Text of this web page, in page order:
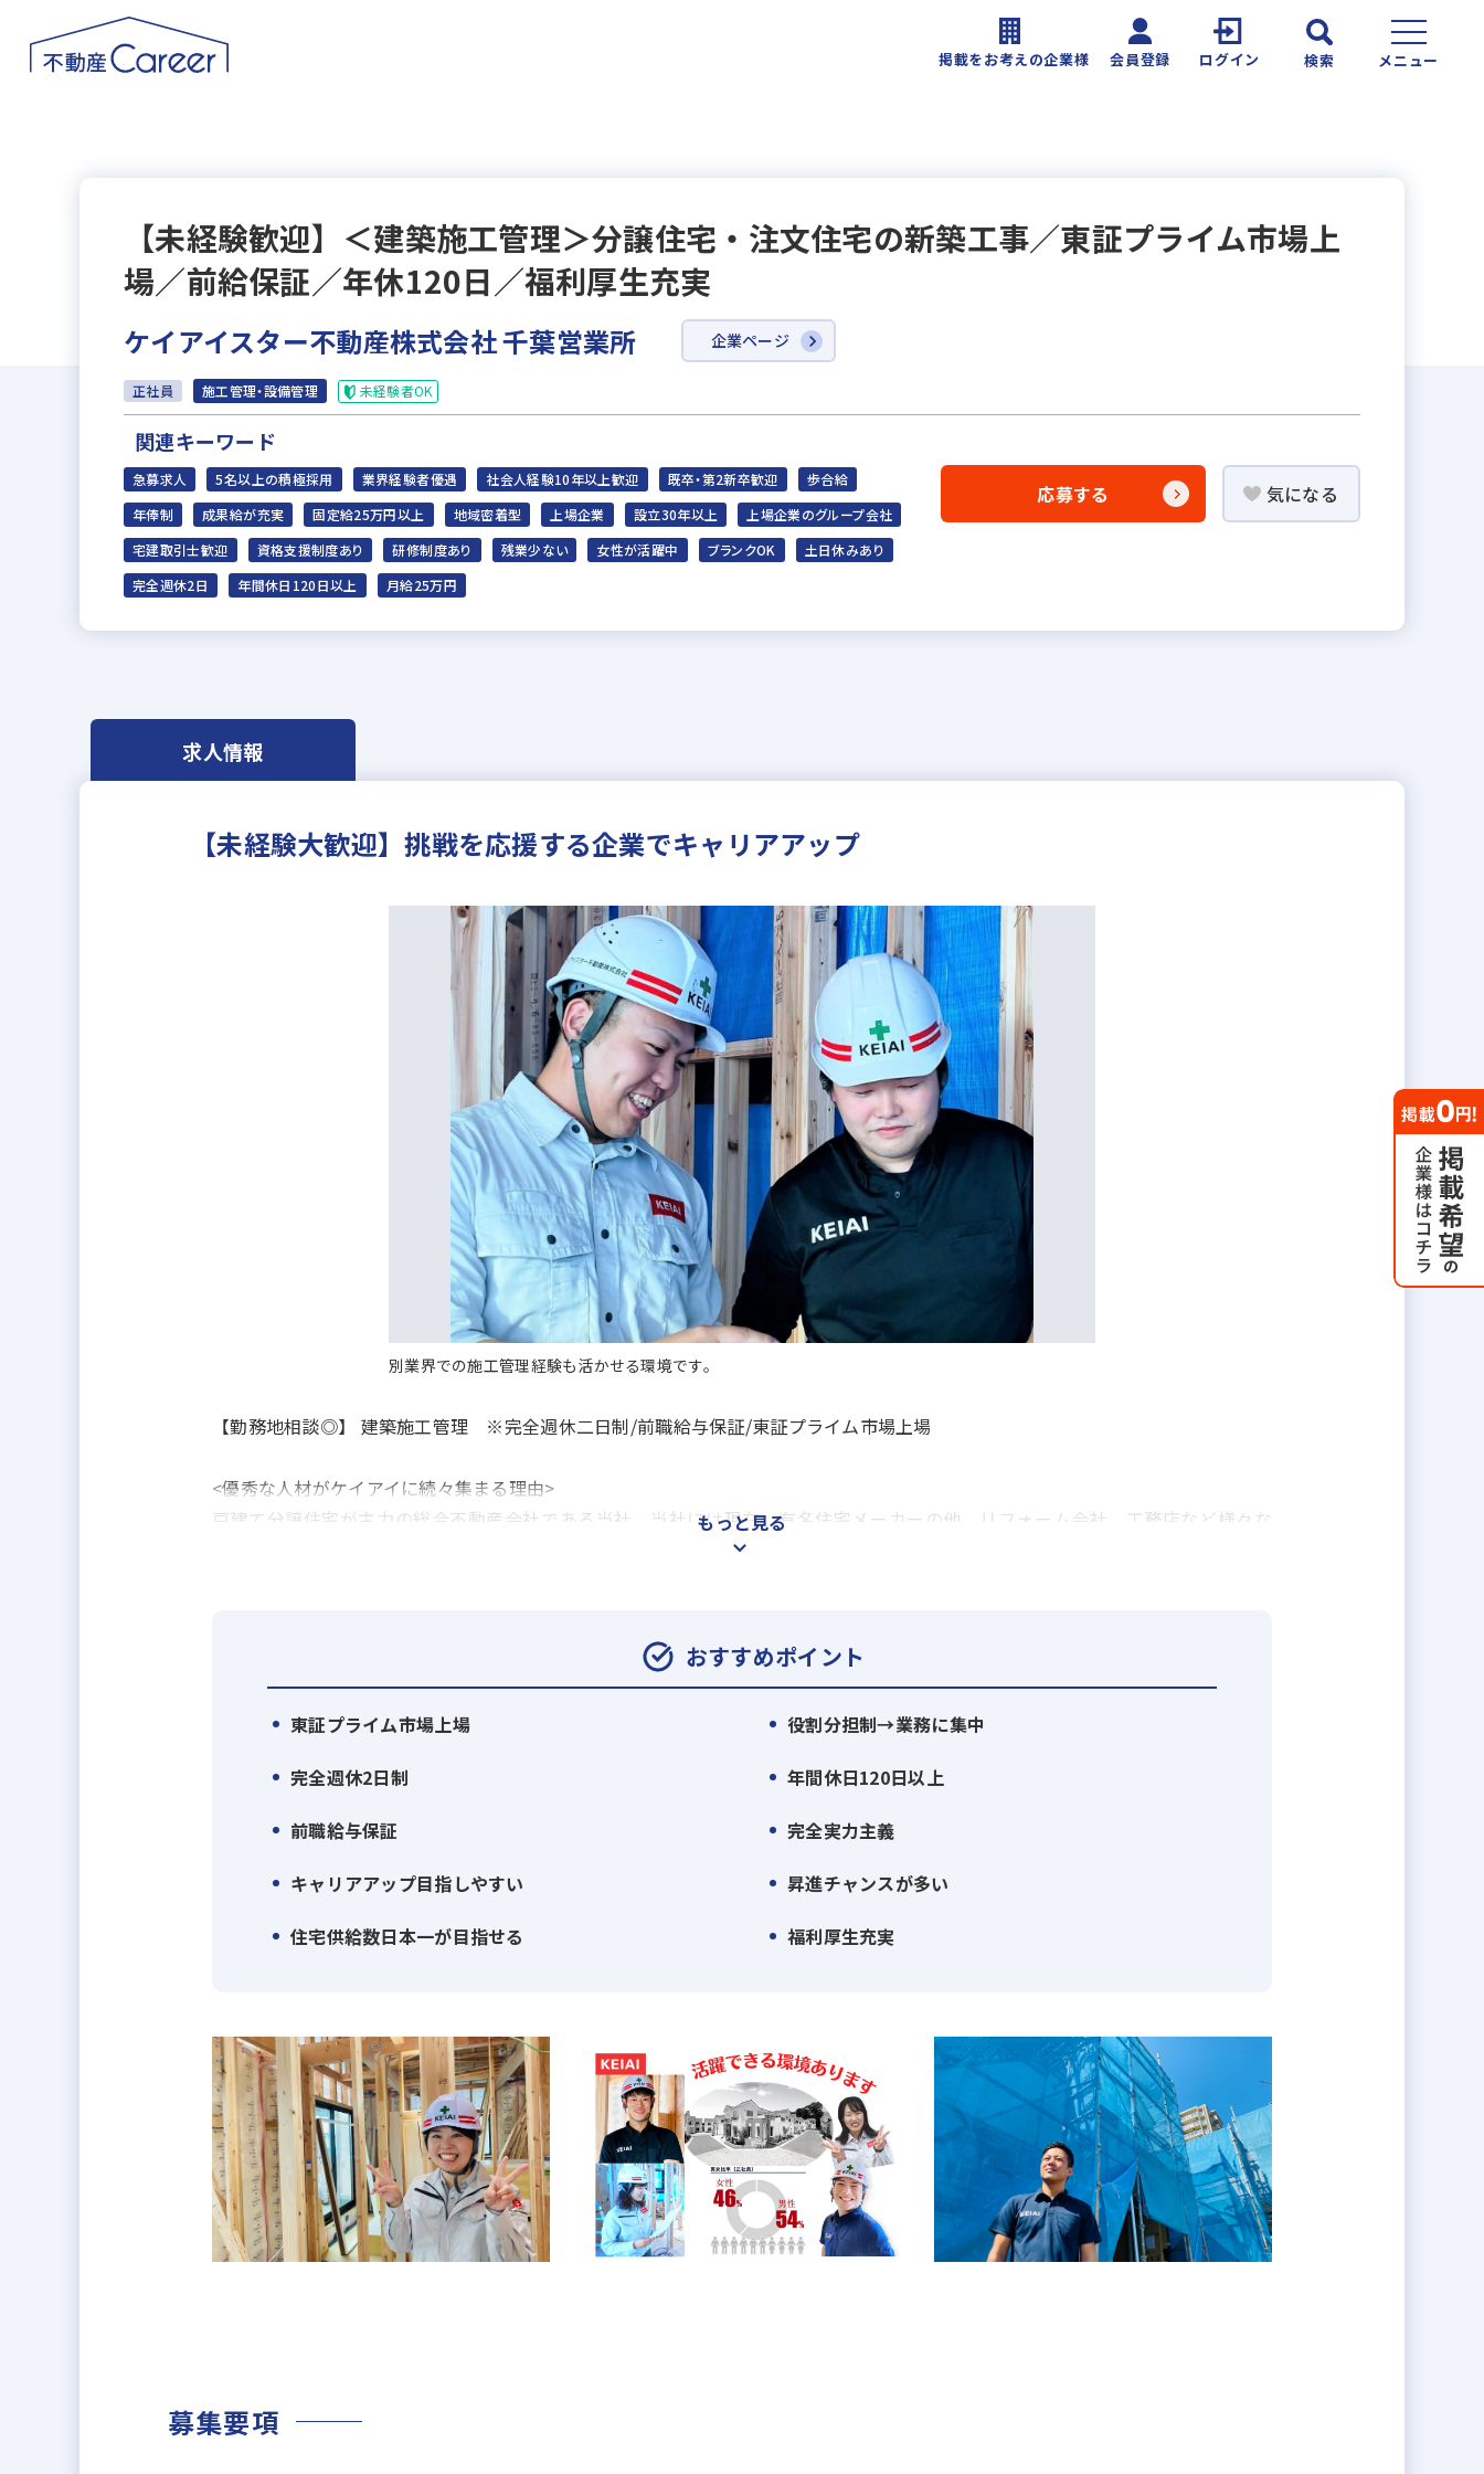
掲載をお考えの企業様 会員登録 ログイン 検索 メニュー
【未経験歓迎】＜建築施工管理＞分譲住宅・注文住宅の新築工事／東証プライム市場上
場／前給保証／年休120日／福利厚生充実
ケイアイスター不動産株式会社 千葉営業所 企業ページ
正社員 施工管理・設備管理 未経験者OK
関連キーワード
急募求人 5名以上の積極採用 業界経験者優遇 社会人経験10年以上歓迎 既卒・第2新卒歓迎
歩合給
年俸制
成果給が充実 固定給25万円以上 地域密着型 上場企業 設立30年以上
上場企業のグループ会社
宅建取引士歓迎
資格支援制度あり 研修制度あり 残業少ない 女性が活躍中 ブランクOK
土日休みあり
完全週休2日
年間休日120日以上 月給25万円
応募する 気になる
求人情報
【未経験大歓迎】挑戦を応援する企業でキャリアアップ
別業界での施工管理経験も活かせる環境です。
【勤務地相談◎】 建築施工管理 ※完全週休二日制/前職給与保証/東証プライム市場上場
<優秀な人材がケイアイに続々集まる理由>
戸建て分譲住宅が主力の総合不動産会社である当社。当社には現在、有名住宅メーカーの他、リフォーム会社、工務店など様々な
企業から多く転職して来ていただいています。その主な理由は3つ。
離職率は業界平均の半分以下!業務効率化・休暇制度・残業削減がその秘訣
弊社は、週休2日はもちろん、高い有休消化率、リフレッシュ休暇など休暇制度の充実によって、積極的に休んでいただける体制に
れています。
それらの実績が評価されて、『働きがいのある会社』のベストカンパニーにも選出されました!
【理由2】
施工監督は「現場管理・検査」の業務が中心、「間取りプラン作成修正・建築確認申請等」、「土木管理業務」、「購買・見積・
を駆使してペーパレス化を進めているため、普通であれば都度、現場に行かなきゃいけない場面でも、ケイアイグループの場合は行
また、外注先(約3,000社)の協力業者様は弊社をよく知る職人さんたちが多いので、連携が取りやすく、業務遂行がしやすい環境で
す。
【理由3】
住宅供給数日本一に向け業績右肩上がり=キャリアアップを目指しやすい
東証プライム市場上場企業で現在も業績は右肩上がり、弊社が目指している住宅供給数日本No.1に向け、今のところ達成可能ペー
ス。あと6年以内でNo.1が達成出来ます。拡大中の弊社は、業績拡大ペースに比べて幹部候補の社員が足りていません。30代で部長
クラスはもちろん、役員も十分目指せます。上場企業の幹部になれるチャンスのある企業はそう多くはないはず。
もっと見る
おすすめポイント
東証プライム市場上場
役割分担制→業務に集中
完全週休2日制
年間休日120日以上
前職給与保証
完全実力主義
キャリアアップ目指しやすい
昇進チャンスが多い
住宅供給数日本一が目指せる
福利厚生充実
募集要項